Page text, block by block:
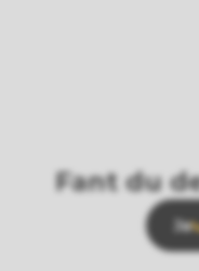
Fant du
Ja